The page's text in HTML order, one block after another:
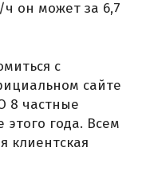
ч он может за 6,7
с
сайте
8 частные
этого года. Всем
клиентская